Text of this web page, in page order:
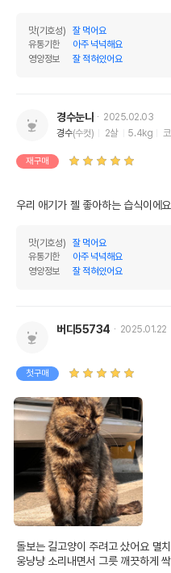
맛(기호성)
잘 먹어요
유통기한
아주 넉넉해요
영양정보
잘 적혀있어요
경수눈나
2025.02.03
경수(수컷) 2살 5.4kg
재구매
우리 애기가 젤 좋아하는 습식이에
맛(기호성)
잘 먹어요
유통기한
아주 넉넉해요
영양정보
잘 적혀있어요
버디55734 2025.01.22
첫구매
돌보는 길고양이 주려고 샀어요 멸
웅냥냥 소리내면서 그릇 깨끗하게